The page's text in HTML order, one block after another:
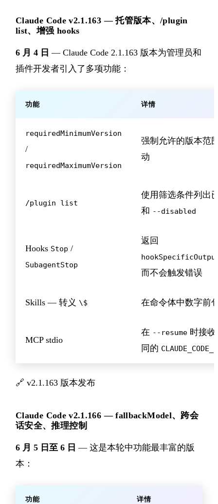
Claude Code v2.1.163 — 托管版本、/plugin
list、增强 hooks
6 月 4 日 — Claude Code 2.1.163 版本为管理员和
插件开发者引入了多项功能：
功能 详情
requiredMinimumVersion
/
requiredMaximumVersion
强制允许的版本范
动
/plugin list
使用筛选条件列出
和 --disabled
Hooks Stop /
SubagentStop
返回
而不会触发错误
Skills — 转义 \$ 在命令体中数字前
MCP stdio
在 --resume 时接收
同的
🔗 v2.1.163 版本发布
Claude Code v2.1.166 — fallbackModel、跨会
话安全、推理控制
6 月 5 日至 6 日 — 这是本轮中功能最丰富的版
本：
功能 详情